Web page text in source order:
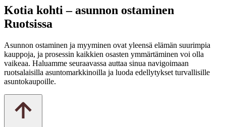
Kotia kohti – asunnon ostaminen
Ruotsissa
Asunnon ostaminen ja myyminen ovat yleensä elämän suurimpia
kauppoja, ja prosessin kaikkien osasten ymmärtäminen voi olla
vaikeaa. Haluamme seuraavassa auttaa sinua navigoimaan
ruotsalaisilla asuntomarkkinoilla ja luoda edellytykset turvallisille
asuntokaupoille.